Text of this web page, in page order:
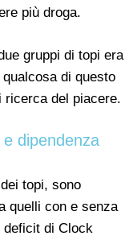
più droga.
gruppi di topi era
di questo
ricerca del piacere.
dipendenza
topi, sono
quelli con e senza
deficit di Clock